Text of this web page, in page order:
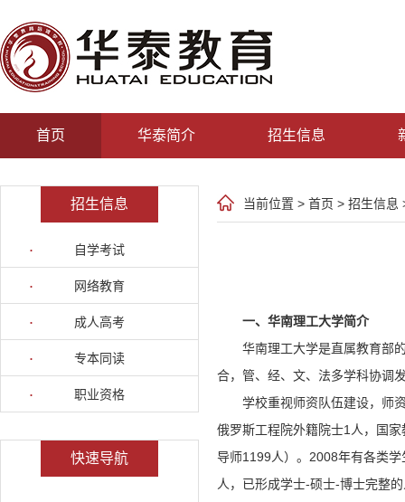
首页 华泰简介 招生信息
招生信息
自学考试
网络教育
成人高考
专本同读
职业资格
快速导航
当前位置 > 首页 > 招生信息
一、华南理工大学简介
华南理工大学是直属教育部
合，管、经、文、法多学科协调
学校重视师资队伍建设，师
俄罗斯工程院外籍院士1人，国
导师1199人）。2008年有各类
人，已形成学士-硕士-博士完整